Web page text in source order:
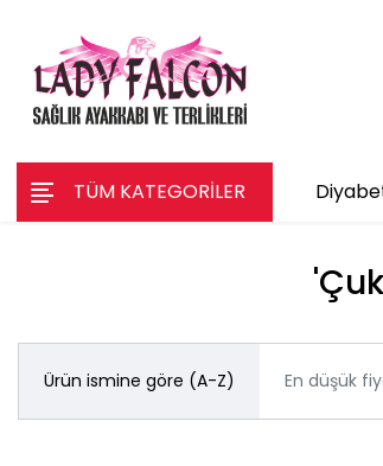
TÜM KATEGORİLER
Ürün ismine göre (A-Z) En düşük